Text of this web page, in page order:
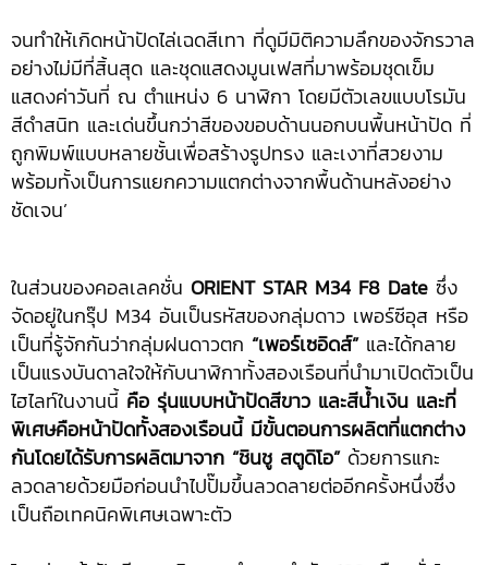
จนทำให้เกิดหน้าปัดไล่เฉดสีเทา ที่ดูมีมิติความลึกของจักรวาล
อย่างไม่มีที่สิ้นสุด และชุดแสดงมูนเฟสที่มาพร้อมชุดเข็ม
แสดงค่าวันที่ ณ ตำแหน่ง 6 นาฬิกา โดยมีตัวเลขแบบโรมัน
สีดำสนิท และเด่นขึ้นกว่าสีของขอบด้านนอกบนพื้นหน้าปัด ที่
ถูกพิมพ์แบบหลายชั้นเพื่อสร้างรูปทรง และเงาที่สวยงาม
พร้อมทั้งเป็นการแยกความแตกต่างจากพื้นด้านหลังอย่าง
ชัดเจน’
ในส่วนของคอลเลคชั่น ORIENT STAR M34 F8 Date ซึ่ง
จัดอยู่ในกรุ๊ป M34 อันเป็นรหัสของกลุ่มดาว เพอร์ซีอุส หรือ
เป็นที่รู้จักกันว่ากลุ่มฝนดาวตก “เพอร์เซอิดส์”และได้กลาย
เป็นแรงบันดาลใจให้กับนาฬิกาทั้งสองเรือนที่นำมาเปิดตัวเป็น
ไฮไลท์ในงานนี้ คือ รุ่นแบบหน้าปัดสีขาว และสีน้ำเงิน และที่
พิเศษคือหน้าปัดทั้งสองเรือนนี้ มีขั้นตอนการผลิตที่แตกต่าง
กันโดยได้รับการผลิตมาจาก “ชินชู สตูดิโอ”ด้วยการแกะ
ลวดลายด้วยมือก่อนนำไปปั๊มขึ้นลวดลายต่ออีกครั้งหนึ่งซึ่ง
เป็นถือเทคนิคพิเศษเฉพาะตัว